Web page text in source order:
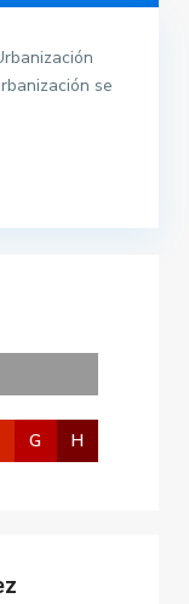
se
G H